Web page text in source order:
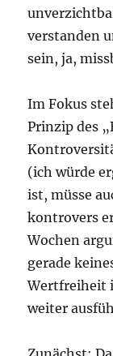
verstanden
sein, ja,
Im Fokus
Prinzip des
(ich würde
ist, müsse
kontrovers
Wochen
gerade
Wertfreiheit
weiter